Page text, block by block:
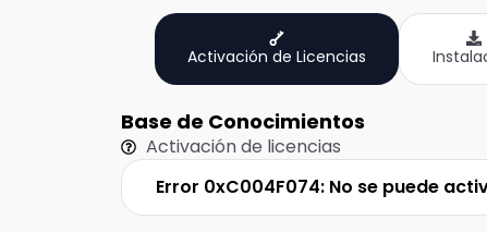
Activación de Licencias
Base de Conocimientos
Activación de licencias
Error 0xC004F074: No se puede